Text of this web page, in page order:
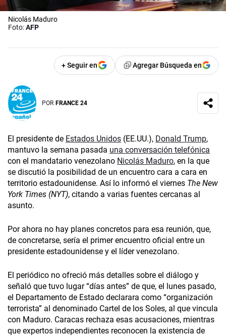
Nicolás Maduro
Foto:AFP
+ Seguir en Agregar Búsqueda en
POR FRANCE 24
El presidente de Estados Unidos (EE.UU.), Donald Trump,
mantuvo la semana pasada una conversación telefónica
con el mandatario venezolano Nicolás Maduro, en la que
se discutió la posibilidad de un encuentro cara a cara en
territorio estadounidense. Así lo informó el viernes The New
York Times (NYT), citando a varias fuentes cercanas al
asunto.
Por ahora no hay planes concretos para esa reunión, que,
de concretarse, sería el primer encuentro oficial entre un
presidente estadounidense y el líder venezolano.
El periódico no ofreció más detalles sobre el diálogo y
señaló que tuvo lugar “días antes” de que, el lunes pasado,
el Departamento de Estado declarara como “organización
terrorista” al denominado Cartel de los Soles, al que vincula
con Maduro. Caracas rechaza esas acusaciones, mientras
que expertos independientes reconocen la existencia de